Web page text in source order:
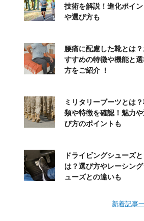
技術を解説！進化ポイン
や選び方も
腰痛に配慮した靴とは
すすめの特徴や機能と
方をご紹介 ！
ミリタリーブーツとは
類や特徴を確認！魅力や
び方のポイントも
ドライビングシューズと
は？選び方やレーシン
ューズとの違いも
新着記事